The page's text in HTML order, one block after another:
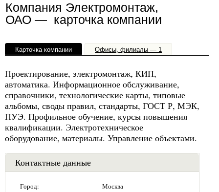
Компания Электромонтаж,
ОАО — карточка компании
Карточка компании Офисы, филиалы — 1
Проектирование, электромонтаж, КИП,
автоматика. Информационное обслуживание,
справочники, технологические карты, типовые
альбомы, своды правил, стандарты, ГОСТ Р, МЭК,
ПУЭ. Профильное обучение, курсы повышения
квалификации. Электротехническое
оборудование, материалы. Управление объектами.
Контактные данные
Город: Москва